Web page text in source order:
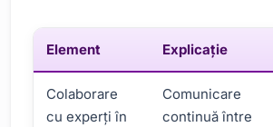
Element Explicaţie
Colaborare
cu experți în
Comunicare
continuă între